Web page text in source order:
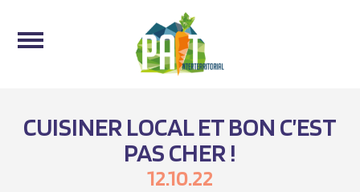
CUISINER LOCAL ET BON C’EST
PAS CHER !
12.10.22